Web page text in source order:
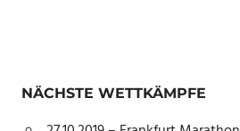
NÄCHSTE WETTKÄMPFE